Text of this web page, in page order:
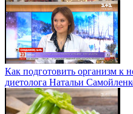
Как подготовить организм к
диетолога Натальи